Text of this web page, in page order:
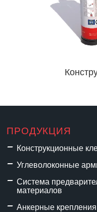
ПРОДУКЦИЯ
Конструкционные
Углеволоконные
Система
материалов
Анкерные крепления